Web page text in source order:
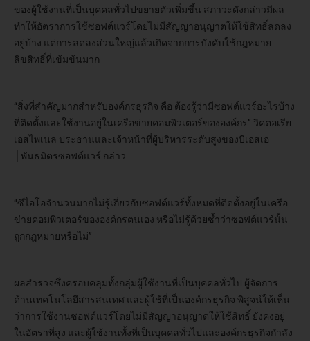
ของผู้ใช้งานที่เป็นบุคคลทั่วไปขยายตัวเพิ่มขึ้น สภาวะดังกล่าวมีผล
ทำให้อัตราการใช้ซอฟต์แวร์โดยไม่มีสัญญาอนุญาตให้ใช้สิทธิ์ลดลง
อยู่บ้าง แต่การลดลงส่วนใหญ่แล้วเกิดจากการบังคับใช้กฎหมาย
ลิขสิทธิ์ที่เข้มข้นมาก
“สิ่งที่สำคัญมากสำหรับองค์กรธุรกิจ คือ ต้องรู้ว่ามีซอฟต์แวร์อะไรบ้าง
ที่ติดตั้งและใช้งานอยู่ในเครือข่ายคอมพิวเตอร์ขององค์กร” วิคตอเรีย
เอสไพเนล ประธานและเจ้าหน้าที่ผู้บริหารระดับสูงของบีเอสเอ
│พันธมิตรซอฟต์แวร์ กล่าว
“ซีไอโอจำนวนมากไม่รู้เกี่ยวกับซอฟต์แวร์ทั้งหมดที่ติดตั้งอยู่ในเครือ
ข่ายคอมพิวเตอร์ขององค์กรตนเอง หรือไม่รู้ด้วยซ้ำว่าซอฟต์แวร์นั้น
ถูกกฎหมายหรือไม่”
ผลสำรวจซึ่งครอบคลุมทั้งกลุ่มผู้ใช้งานที่เป็นบุคคลทั่วไป ผู้จัดการ
ด้านเทคโนโลยีสารสนเทศ และผู้ใช้ที่เป็นองค์กรธุรกิจ พิสูจน์ให้เห็น
ว่าการใช้งานซอฟต์แวร์โดยไม่มีสัญญาอนุญาตให้ใช้สิทธิ์ ยังคงอยู่
ในอัตราที่สูง และผู้ใช้งานทั้งที่เป็นบุคคลทั่วไปและองค์กรธุรกิจกำลัง